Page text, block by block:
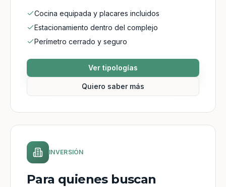
Cocina equipada y placares incluidos
Estacionamiento dentro del complejo
Perímetro cerrado y seguro
Ver tipologías
Quiero saber más
INVERSIÓN
Para quienes buscan